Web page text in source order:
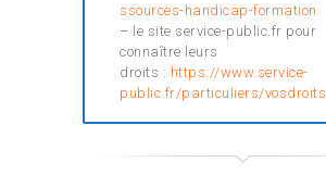
ssources-handicap-formation
– le site service-public.fr pour
connaître leurs
droits : https://www.service-
public.fr/particuliers/vosdroits